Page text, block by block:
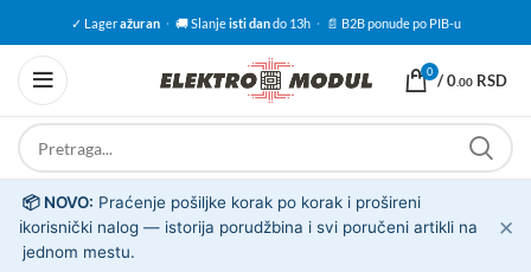
✓ Lageražuran · 🚚 Slanjeisti dando 13h · 📄 B2B ponude po PIB-u
0 /0.00 RSD
ℹ️
📦 NOVO: Praćenje pošiljke korak po korak i prošireni
korisnički nalog — istorija porudžbina i svi poručeni artikli na
jednom mestu.
✕